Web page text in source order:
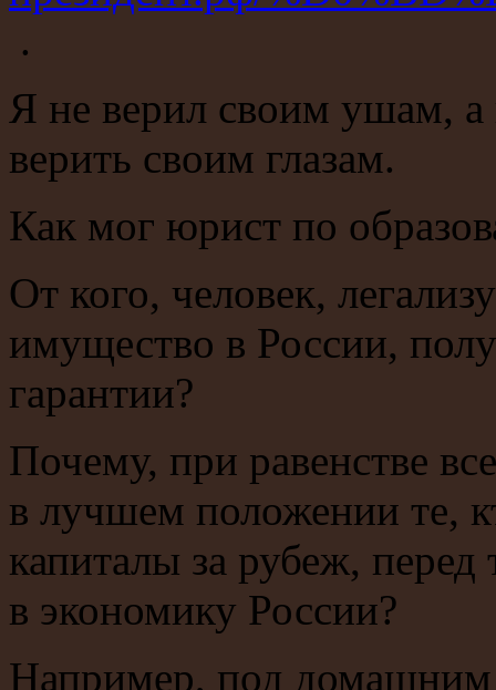
.
Я не верил своим ушам, а
верить своим глазам.
Как мог юрист по
От кого, человек,
имущество в России,
гарантии?
Почему, при равенстве
в лучшем положении те,
капиталы за рубеж,
в экономику России?
Например, под домашним